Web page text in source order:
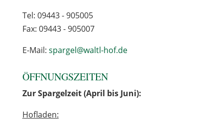
Tel: 09443 - 905005
Fax: 09443 - 905007
E-Mail: spargel@waltl-hof.de
ÖFFNUNGSZEITEN
Zur Spargelzeit (April bis Juni):
Hofladen: